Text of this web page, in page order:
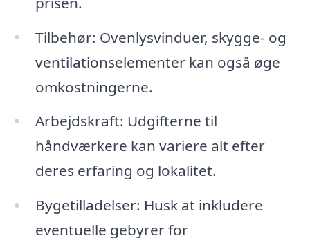
Tilbehør: Ovenlysvinduer, skygge- og
ventilationselementer kan også øge
omkostningerne.
Arbejdskraft: Udgifterne til
håndværkere kan variere alt efter
deres erfaring og lokalitet.
Bygetilladelser: Husk at inkludere
eventuelle gebyrer for